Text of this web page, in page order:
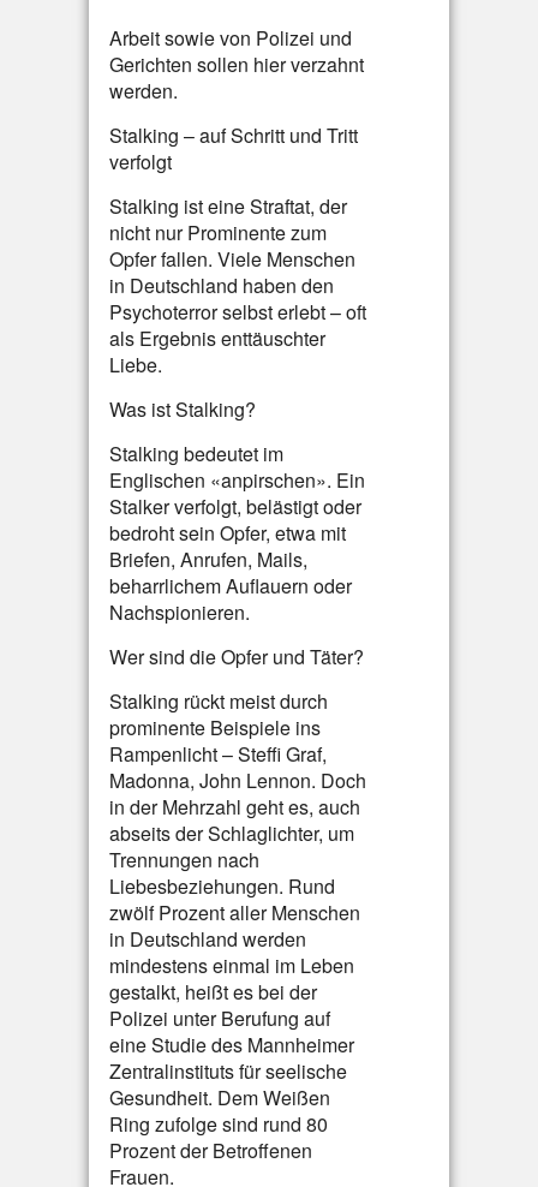
Arbeit sowie von Polizei und
Gerichten sollen hier verzahnt
werden.
Stalking – auf Schritt und Tritt
verfolgt
Stalking ist eine Straftat, der
nicht nur Prominente zum
Opfer fallen. Viele Menschen
in Deutschland haben den
Psychoterror selbst erlebt – oft
als Ergebnis enttäuschter
Liebe.
Was ist Stalking?
Stalking bedeutet im
Englischen «anpirschen». Ein
Stalker verfolgt, belästigt oder
bedroht sein Opfer, etwa mit
Briefen, Anrufen, Mails,
beharrlichem Auflauern oder
Nachspionieren.
Wer sind die Opfer und Täter?
Stalking rückt meist durch
prominente Beispiele ins
Rampenlicht – Steffi Graf,
Madonna, John Lennon. Doch
in der Mehrzahl geht es, auch
abseits der Schlaglichter, um
Trennungen nach
Liebesbeziehungen. Rund
zwölf Prozent aller Menschen
in Deutschland werden
mindestens einmal im Leben
gestalkt, heißt es bei der
Polizei unter Berufung auf
eine Studie des Mannheimer
Zentralinstituts für seelische
Gesundheit. Dem Weißen
Ring zufolge sind rund 80
Prozent der Betroffenen
Frauen.